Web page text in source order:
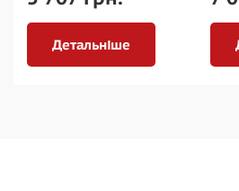
Детальніше